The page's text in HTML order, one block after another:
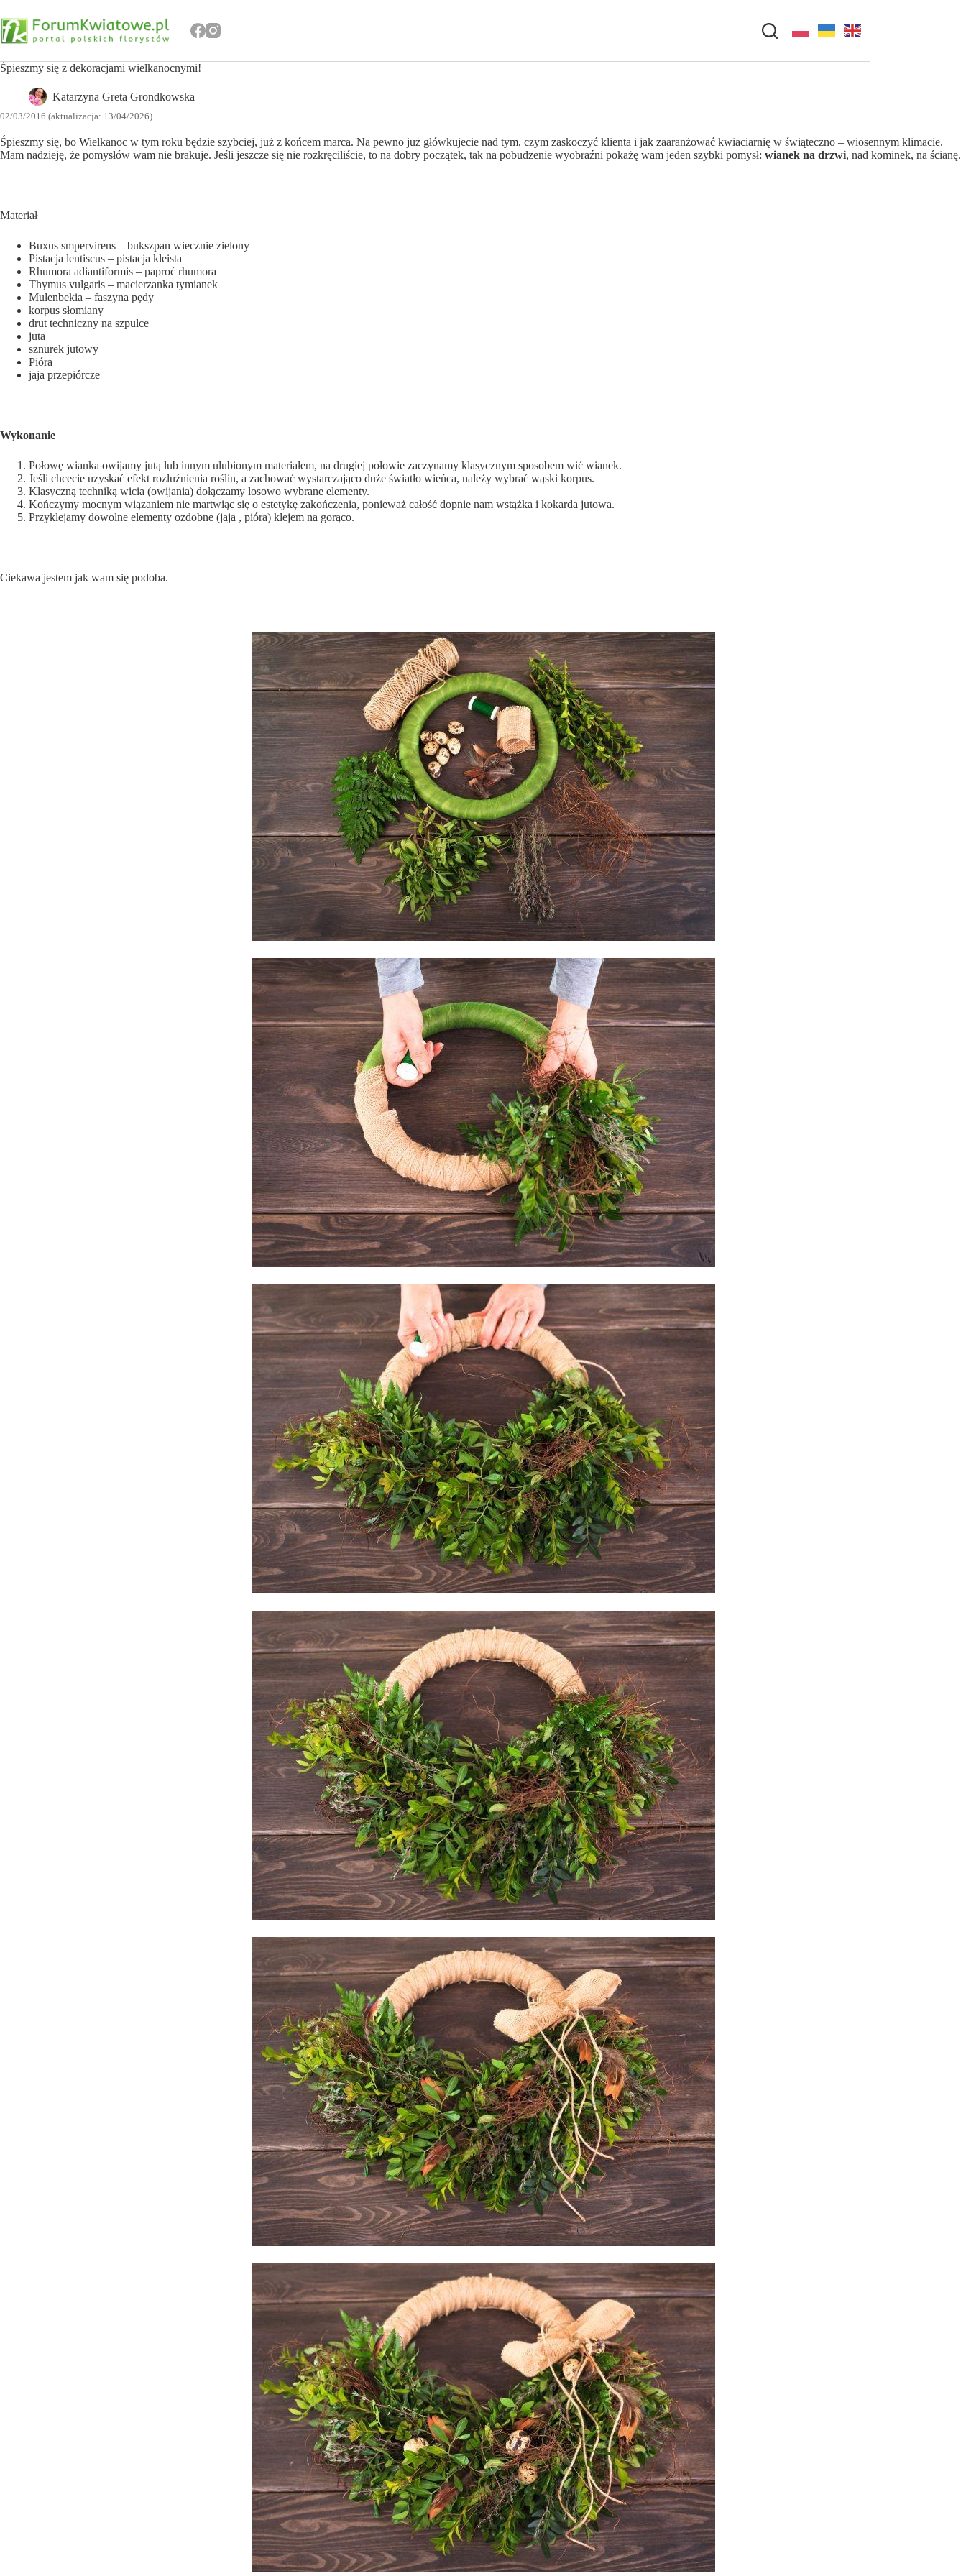
do
treści
Śpieszmy się z dekoracjami wielkanocnymi!
Katarzyna Greta Grondkowska
02/03/2016 (aktualizacja: 13/04/2026)
Śpieszmy się, bo Wielkanoc w tym roku będzie szybciej, już z końcem marca. Na pewno już główkujecie nad tym, czym zaskoczyć klienta i jak zaaranżować kwiaciarnię w świąteczno – wiosennym klimacie.
Mam nadzieję, że pomysłów wam nie brakuje. Jeśli jeszcze się nie rozkręciliście, to na dobry początek, tak na pobudzenie wyobraźni pokażę wam jeden szybki pomysł: wianek na drzwi, nad kominek, na ścianę.
Materiał
Buxus smpervirens – bukszpan wiecznie zielony
Pistacja lentiscus – pistacja kleista
Rhumora adiantiformis – paproć rhumora
Thymus vulgaris – macierzanka tymianek
Mulenbekia – faszyna pędy
korpus słomiany
drut techniczny na szpulce
juta
sznurek jutowy
Pióra
jaja przepiórcze
Wykonanie
Połowę wianka owijamy jutą lub innym ulubionym materiałem, na drugiej połowie zaczynamy klasycznym sposobem wić wianek.
Jeśli chcecie uzyskać efekt rozluźnienia roślin, a zachować wystarczająco duże światło wieńca, należy wybrać wąski korpus.
Klasyczną techniką wicia (owijania) dołączamy losowo wybrane elementy.
Kończymy mocnym wiązaniem nie martwiąc się o estetykę zakończenia, ponieważ całość dopnie nam wstążka i kokarda jutowa.
Przyklejamy dowolne elementy ozdobne (jaja , pióra) klejem na gorąco.
Ciekawa jestem jak wam się podoba.